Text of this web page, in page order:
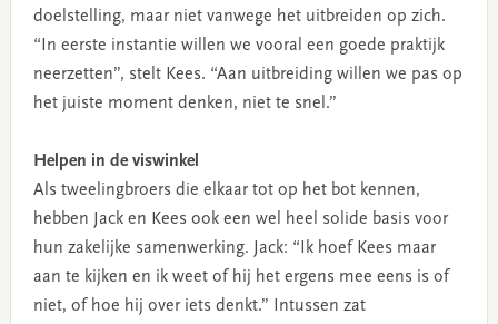
doelstelling, maar niet vanwege het uitbreiden op zich.
“In eerste instantie willen we vooral een goede praktijk
neerzetten”, stelt Kees. “Aan uitbreiding willen we pas op
het juiste moment denken, niet te snel.”
Helpen in de viswinkel
Als tweelingbroers die elkaar tot op het bot kennen,
hebben Jack en Kees ook een wel heel solide basis voor
hun zakelijke samenwerking. Jack: “Ik hoef Kees maar
aan te kijken en ik weet of hij het ergens mee eens is of
niet, of hoe hij over iets denkt.” Intussen zat